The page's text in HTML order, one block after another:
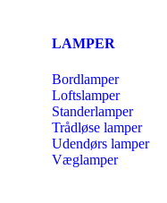
LAMPER
Bordlamper
Loftslamper
Standerlamper
Trådløse lamper
Udendørs lamper
Væglamper